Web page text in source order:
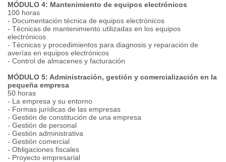
MÓDULO 4: Mantenimiento de equipos electrónicos
100 horas
- Documentación técnica de equipos electrónicos
- Técnicas de mantenimiento utilizadas en los equipos
electrónicos
- Técnicas y procedimientos para diagnosis y reparación de
averías en equipos electrónicos
- Control de almacenes y facturación
MÓDULO 5: Administración, gestión y comercialización en la
pequeña empresa
50 horas
- La empresa y su entorno
- Formas jurídicas de las empresas
- Gestión de constitución de una empresa
- Gestión de personal
- Gestión administrativa
- Gestión comercial
- Obligaciones fiscales
- Proyecto empresarial